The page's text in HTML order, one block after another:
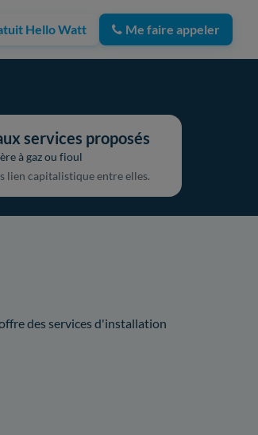
Hello Watt Me faire appeler
services proposés
à gaz ou fioul
lien capitalistique entre elles.
des services d'installation